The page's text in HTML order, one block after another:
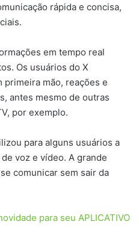
rápida e concisa,
em tempo real
Os usuários do X
primeira mão, reações e
antes mesmo de outras
por exemplo.
para alguns usuários a
voz e vídeo. A grande
comunicar sem sair da
para seu APLICATIVO